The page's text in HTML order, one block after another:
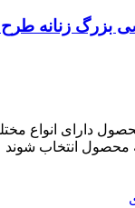
دارای انواع
انتخاب شوند